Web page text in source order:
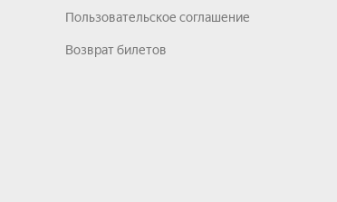
Пользовательское соглашение
Возврат билетов